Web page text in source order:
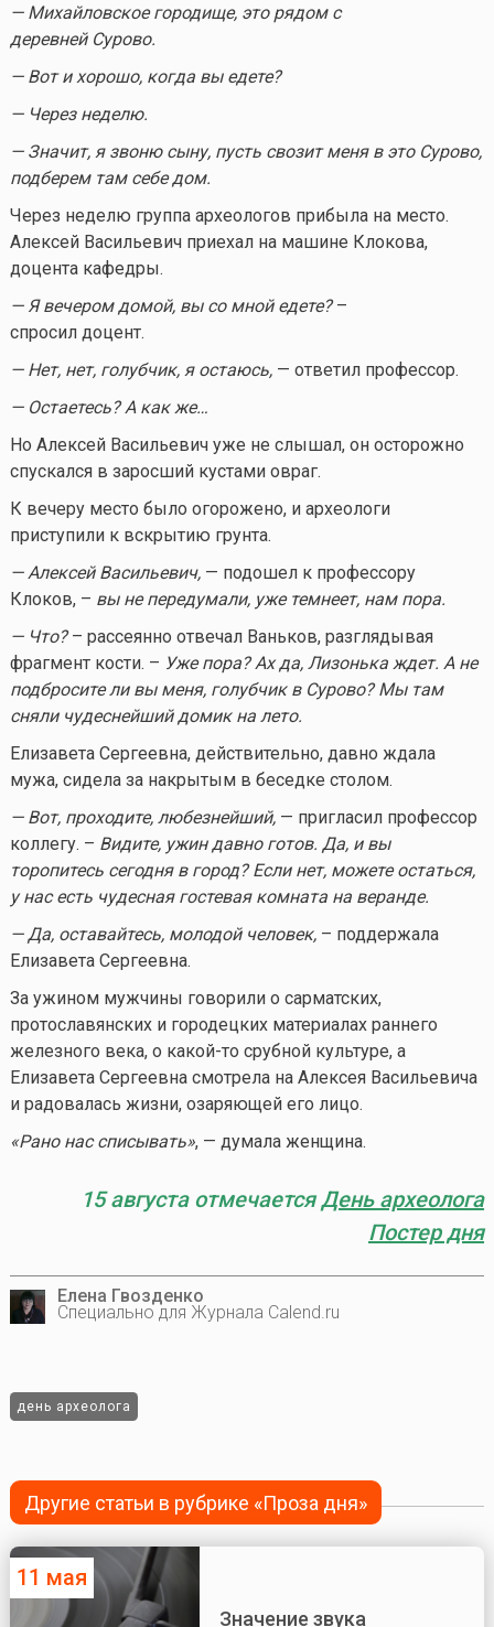
— Михайловское городище, это рядом с
деревней Сурово.
— Вот и хорошо, когда вы едете?
— Через неделю.
— Значит, я звоню сыну, пусть свозит меня в это Сурово,
подберем там себе дом.
Через неделю группа археологов прибыла на место.
Алексей Васильевич приехал на машине Клокова,
доцента кафедры.
— Я вечером домой, вы со мной едете?–
спросил доцент.
— Нет, нет, голубчик, я остаюсь,— ответил профессор.
— Остаетесь? А как же…
Но Алексей Васильевич уже не слышал, он осторожно
спускался в заросший кустами овраг.
К вечеру место было огорожено, и археологи
приступили к вскрытию грунта.
— Алексей Васильевич,— подошел к профессору
Клоков, – вы не передумали, уже темнеет, нам пора.
— Что?– рассеянно отвечал Ваньков, разглядывая
фрагмент кости. – Уже пора? Ах да, Лизонька ждет. А не
подбросите ли вы меня, голубчик в Сурово? Мы там
сняли чудеснейший домик на лето.
Елизавета Сергеевна, действительно, давно ждала
мужа, сидела за накрытым в беседке столом.
— Вот, проходите, любезнейший,— пригласил профессор
коллегу. – Видите, ужин давно готов. Да, и вы
торопитесь сегодня в город? Если нет, можете остаться,
у нас есть чудесная гостевая комната на веранде.
— Да, оставайтесь, молодой человек,– поддержала
Елизавета Сергеевна.
За ужином мужчины говорили о сарматских,
протославянских и городецких материалах раннего
железного века, о какой-то срубной культуре, а
Елизавета Сергеевна смотрела на Алексея Васильевича
и радовалась жизни, озаряющей его лицо.
«Рано нас списывать», — думала женщина.
15 августа отмечаетсяДень археолога
Постер дня
Елена Гвозденко
Специально для Журнала Calend.ru
день археолога
Другие статьи в рубрике «Проза дня»
11 мая
Значение звука